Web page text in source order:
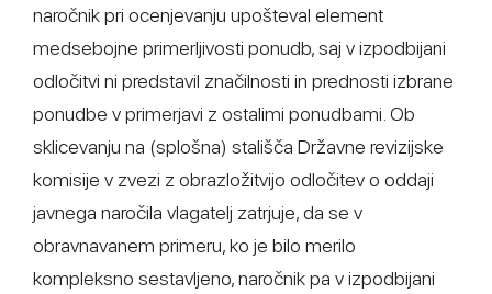
naročnik pri ocenjevanju upošteval element
medsebojne primerljivosti ponudb, saj v izpodbijani
odločitvi ni predstavil značilnosti in prednosti izbrane
ponudbe v primerjavi z ostalimi ponudbami. Ob
sklicevanju na (splošna) stališča Državne revizijske
komisije v zvezi z obrazložitvijo odločitev o oddaji
javnega naročila vlagatelj zatrjuje, da se v
obravnavanem primeru, ko je bilo merilo
kompleksno sestavljeno, naročnik pa v izpodbijani